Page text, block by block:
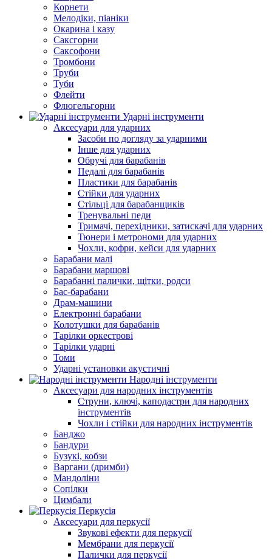
Корнети
Мелодіки, піаніки
Окарина і казу
Саксгорни
Саксофони
Тромбони
Труби
Туби
Флейти
Флюгельгорни
Ударні інструменти
Аксесуари для ударних
Засоби по догляду за ударними
Інше для ударних
Обручі для барабанів
Педалі для барабанів
Пластики для барабанів
Стійки для ударних
Стільці для барабанщиків
Тренувальні педи
Тримачі, перехідники, затискачі для ударних
Тюнери і метрономи для ударних
Чохли, кофри, кейси для ударних
Барабани малі
Барабани маршові
Барабанні палички, щітки, родси
Бас-барабани
Драм-машини
Електронні барабани
Колотушки для барабанів
Тарілки оркестрові
Тарілки ударні
Томи
Ударні установки акустичні
Народні інструменти
Аксесуари для народних інструментів
Струни, ключі, каподастри для народних
інструментів
Чохли і стійки для народних інструментів
Банджо
Бандури
Бузукі, кобзи
Варгани (дримби)
Мандоліни
Сопілки
Цимбали
Перкусія
Аксесуари для перкусії
Звукові ефекти для перкусії
Мембрани для перкусії
Палички для перкусії